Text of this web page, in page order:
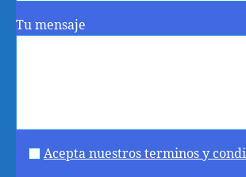
Tu mensaje
Acepta nuestros terminos y